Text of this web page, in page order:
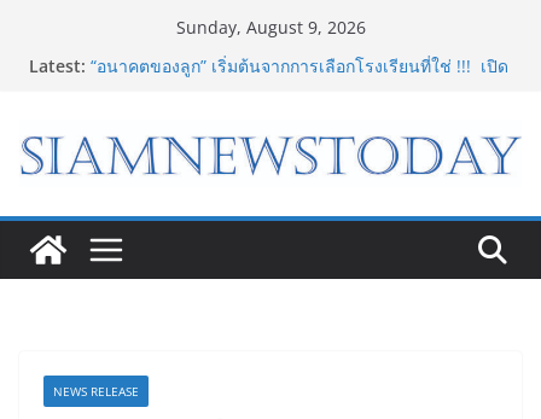
Sunday, August 9, 2026
Latest: “อนาคตของลูก” เริ่มต้นจากการเลือกโรงเรียนที่ใช่ !!! เปิด
Premium Store แห่งแรกในไทย สร้าง Community แห่ง
การเรียนรู้ผ่าน 3D Printing
“Rise of the Tenth Lord” เปิดสงครามกิลด์ข้ามประเทศ
ฉลองเซิร์ฟเวอร์ใหม่ เฮเลนา
8.8 “ซูเลียน” รวมพลังนักธุรกิจทั่วประเทศ จัดประชุมใหญ่
แห่งปี พบ CEO “ดร.ปิยะวัฒน์” ถ่ายทอดวิสัยทัศน์ธุรกิจ
NEWS RELEASE